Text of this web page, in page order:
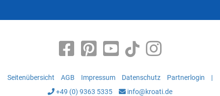
Seitenübersicht AGB Impressum Datenschutz Partnerlogin
|
+49 (0) 9363 5335
info@kroati.de